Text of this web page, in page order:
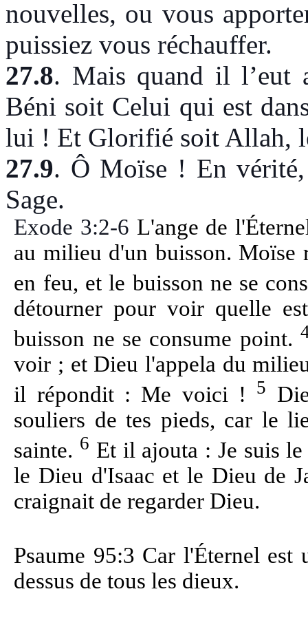
nouvelles, ou vous
puissiez vous réchauffer.
27.8. Mais quand il l’eut
Béni soit Celui qui est
lui ! Et Glorifié soit Allah,
27.9. Ô Moïse ! En
Sage.
Exode 3:2-6 L'ange de
au milieu d'un buisson. Moïse
en feu, et le buisson ne se
détourner pour voir quelle
buisson ne se consume point.
voir ; et Dieu l'appela du
il répondit : Me voici !
5
souliers de tes pieds, car le
sainte. 6 Et il ajouta : Je suis
le Dieu d'Isaac et le Dieu de
craignait de regarder Dieu.
Psaume 95:3 Car l'Éternel
dessus de tous les dieux.